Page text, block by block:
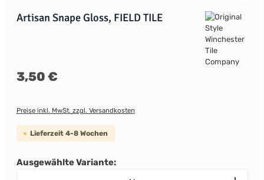
Artisan Snape Gloss, FIELD TILE
Regulärer Preis:
3,50 €
Preise inkl. MwSt. zzgl. Versandkosten
Lieferzeit 4-8 Wochen
Ausgewählte Variante:
Produkt Anzahl: Gib den gewünschten Wert ein